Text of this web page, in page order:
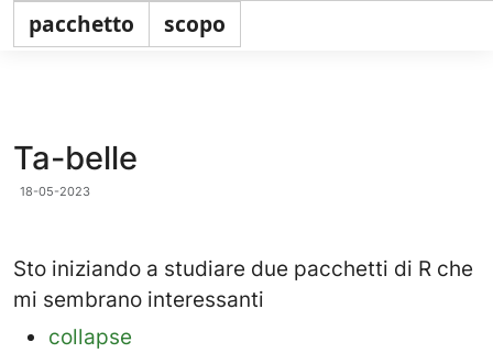
Il Blog del Mulo
Ta-belle
18-05-2023
Sto iniziando a studiare due pacchetti di R che
mi sembrano interessanti
collapse
pacchetto scopo